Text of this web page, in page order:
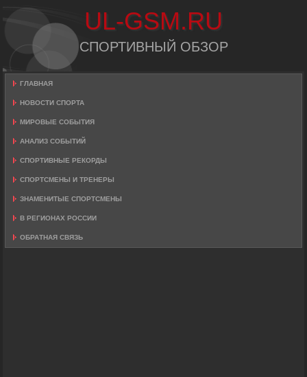
UL-GSM.RU
СПОРТИВНЫЙ ОБЗОР
ГЛАВНАЯ
НОВОСТИ СПОРТА
МИРОВЫЕ СОБЫТИЯ
АНАЛИЗ СОБЫТИЙ
СПОРТИВНЫЕ РЕКОРДЫ
СПОРТСМЕНЫ И ТРЕНЕРЫ
ЗНАМЕНИТЫЕ СПОРТСМЕНЫ
В РЕГИОНАХ РОССИИ
ОБРАТНАЯ СВЯЗЬ